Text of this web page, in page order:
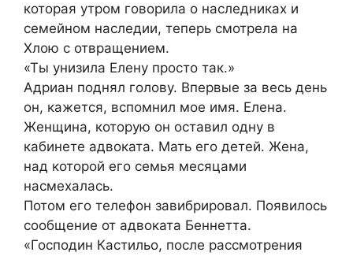
которая утром говорила о наследниках и
семейном наследии, теперь смотрела на
Хлою с отвращением.
«Ты унизила Елену просто так.»
Адриан поднял голову. Впервые за весь день
он, кажется, вспомнил мое имя. Елена.
Женщина, которую он оставил одну в
кабинете адвоката. Мать его детей. Жена,
над которой его семья месяцами
насмехалась.
Потом его телефон завибрировал. Появилось
сообщение от адвоката Беннетта.
«Господин Кастильо, после рассмотрения